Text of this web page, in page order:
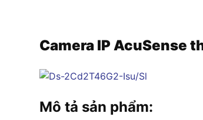
Camera IP AcuSense
Mô tả sản phẩm: